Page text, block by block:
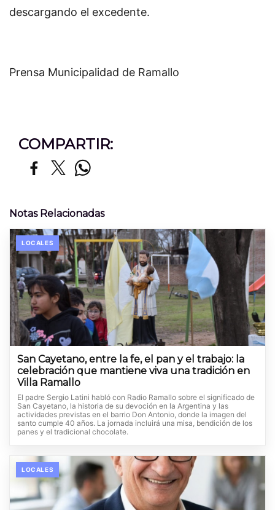
descargando el excedente.
Prensa Municipalidad de Ramallo
COMPARTIR:
Notas Relacionadas
LOCALES
San Cayetano, entre la fe, el pan y el trabajo: la
celebración que mantiene viva una tradición en
Villa Ramallo
El padre Sergio Latini habló con Radio Ramallo sobre el significado de
San Cayetano, la historia de su devoción en la Argentina y las
actividades previstas en el barrio Don Antonio, donde la imagen del
santo cumple 40 años. La jornada incluirá una misa, bendición de los
panes y el tradicional chocolate.
LOCALES